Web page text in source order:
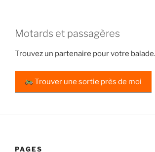
Motards et passagères
Trouvez un partenaire pour votre balade.
Trouver une sortie près de moi
PAGES